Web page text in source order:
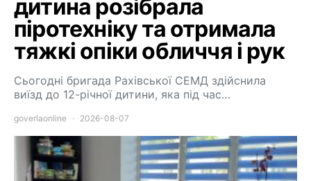
дитина розібрала
піротехніку та отримала
тяжкі опіки обличчя і рук
Сьогодні бригада Рахівської СЕМД здійснила
виїзд до 12-річної дитини, яка під час…
goverlaonline 2026-08-07